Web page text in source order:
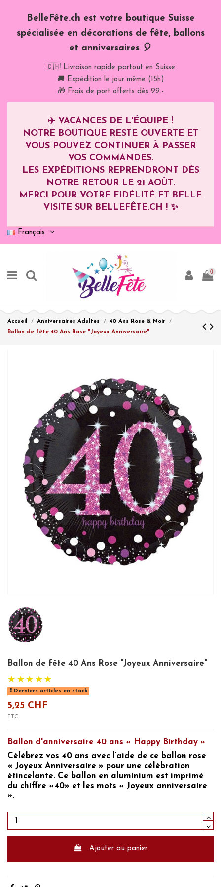
BelleFête.ch est votre boutique Suisse
spécialisée en décorations de fête, ballons
et anniversaires 🎈
🇨🇭 Livraison rapide partout en Suisse
🚚 Expédition le jour même (15h)
🎁 Frais de port offerts dès 99.-
✈️ VACANCES DE L'ÉQUIPE !
NOTRE BOUTIQUE RESTE OUVERTE ET
VOUS POUVEZ CONTINUER À PASSER
VOS COMMANDES.
LES EXPÉDITIONS REPRENDRONT DÈS
NOTRE RETOUR LE 21 AOÛT.
MERCI POUR VOTRE FIDÉLITÉ ET BELLE
VISITE SUR BELLEFÊTE.CH ! ✨
Français
0
Accueil Anniversaires Adultes
40 Ans Rose & Noir
Ballon de fête 40 Ans Rose "Joyeux Anniversaire"
Ballon de fête 40 Ans Rose "Joyeux Anniversaire"
Derniers articles en stock
5,25 CHF
TTC
Ballon d'anniversaire 40 ans « Happy Birthday »
Célébrez vos 40 ans avec l’aide de ce ballon rose
« Joyeux Anniversaire » pour une célébration
étincelante. Ce ballon en aluminium est imprimé
du chiffre «40» et les mots « Joyeux anniversaire
».
Ajouter au panier